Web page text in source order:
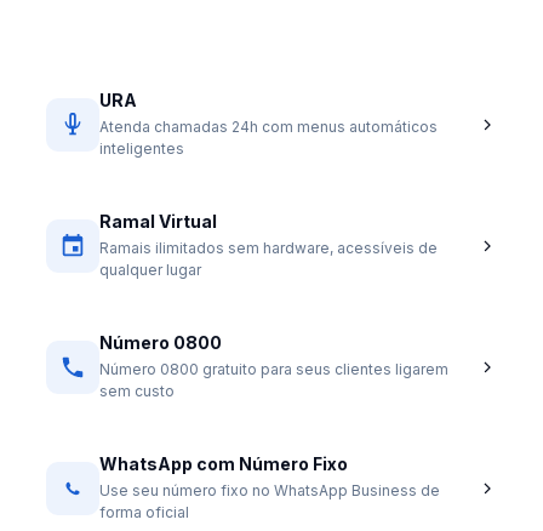
URA
Atenda chamadas 24h com menus automáticos
inteligentes
Ramal Virtual
Ramais ilimitados sem hardware, acessíveis de
qualquer lugar
Número 0800
Número 0800 gratuito para seus clientes ligarem
sem custo
WhatsApp com Número Fixo
Use seu número fixo no WhatsApp Business de
forma oficial